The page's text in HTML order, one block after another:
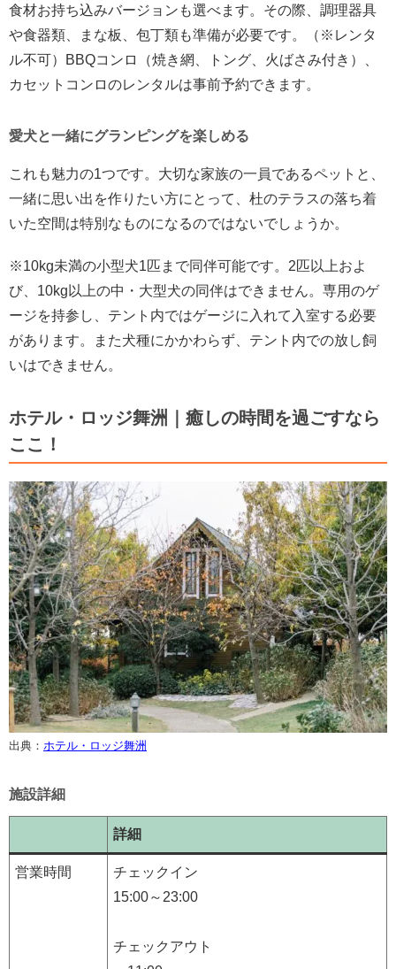
食材お持ち込みバージョンも選べます。その際、調理器具
や食器類、まな板、包丁類も準備が必要です。（※レンタ
ル不可）BBQコンロ（焼き網、トング、火ばさみ付き）、
カセットコンロのレンタルは事前予約できます。
愛犬と一緒にグランピングを楽しめる
これも魅力の1つです。大切な家族の一員であるペットと、
一緒に思い出を作りたい方にとって、杜のテラスの落ち着
いた空間は特別なものになるのではないでしょうか。
※10kg未満の小型犬1匹まで同伴可能です。2匹以上およ
び、10kg以上の中・大型犬の同伴はできません。専用のゲ
ージを持参し、テント内ではゲージに入れて入室する必要
があります。また犬種にかかわらず、テント内での放し飼
いはできません。
ホテル・ロッジ舞洲｜癒しの時間を過ごすなら
ここ！
出典： ホテル・ロッジ舞洲
施設詳細
詳細
営業時間
チェックイン
15:00～23:00
チェックアウト